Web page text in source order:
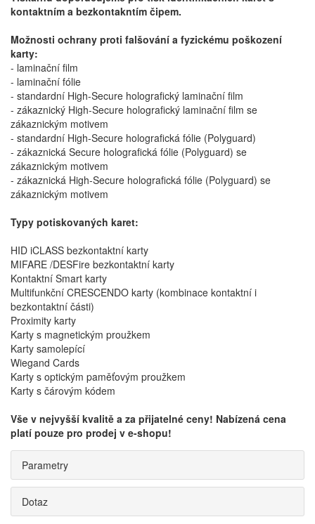
kontaktním a bezkontakntím čipem.
Možnosti ochrany proti falšování a fyzickému poškození
karty:
- laminační film
- laminační fólie
- standardní High-Secure holografický laminační film
- zákaznický High-Secure holografický laminační film se
zákaznickým motivem
- standardní High-Secure holografická fólie (Polyguard)
- zákaznická Secure holografická fólie (Polyguard) se
zákaznickým motivem
- zákaznická High-Secure holografická fólie (Polyguard) se
zákaznickým motivem
Typy potiskovaných karet:
HID iCLASS bezkontaktní karty
MIFARE /DESFire bezkontaktní karty
Kontaktní Smart karty
Multifunkční CRESCENDO karty (kombinace kontaktní i
bezkontaktní části)
Proximity karty
Karty s magnetickým proužkem
Karty samolepící
Wiegand Cards
Karty s optickým paměťovým proužkem
Karty s čárovým kódem
Vše v nejvyšší kvalitě a za přijatelné ceny! Nabízená cena
platí pouze pro prodej v e-shopu!
Parametry
Dotaz